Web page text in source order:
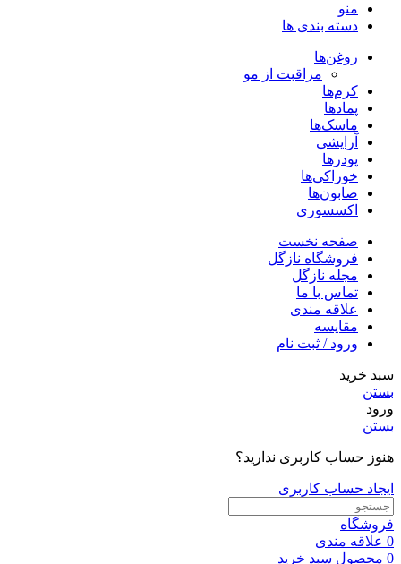
منو
دسته بندی ها
روغن‌ها
مراقبت از مو
کرم‌ها
پمادها
ماسک‌ها
آرایشی
پودرها
خوراکی‌ها
صابون‌ها
اکسسوری
صفحه نخست
فروشگاه نازگل
مجله نازگل
تماس با ما
علاقه مندی
مقایسه
ورود / ثبت نام
سبد خرید
بستن
ورود
بستن
هنوز حساب کاربری ندارید؟
ایجاد حساب کاربری
فروشگاه
0 علاقه مندی
0 محصول سبد خرید